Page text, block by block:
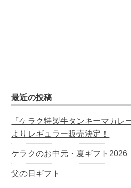
最近の投稿
『ケラク特製牛タンキーマカレ
よりレギュラー販売決定！
ケラクのお中元・夏ギフト2026
父の日ギフト